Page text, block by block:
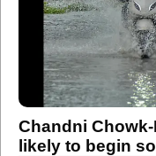
Chandni
likely to begin